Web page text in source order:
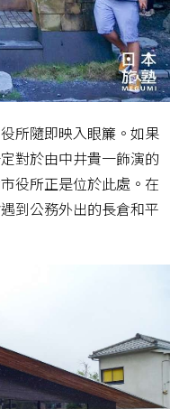
所隨即映入眼簾。如果
對於由中井貴一飾演的
役所正是位於此處。在
到公務外出的長倉和平